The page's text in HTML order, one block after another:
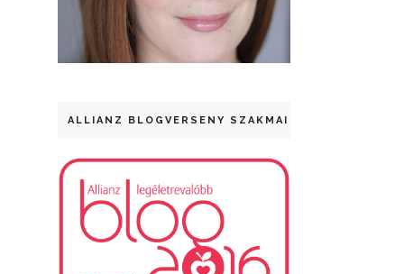
ALLIANZ BLOGVERSENY SZAKMAI DÍJ